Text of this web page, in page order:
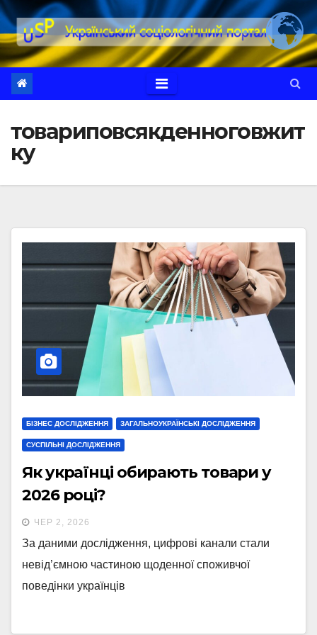
Перейти
до
вмісту
товариповсякденноговжит
ку
БІЗНЕС ДОСЛІДЖЕННЯ ЗАГАЛЬНОУКРАЇНСЬКІ ДОСЛІДЖЕННЯ
СУСПІЛЬНІ ДОСЛІДЖЕННЯ
Як українці обирають товари у
2026 році?
ЧЕР 2, 2026
За даними дослідження, цифрові канали стали
невід’ємною частиною щоденної споживчої
поведінки українців